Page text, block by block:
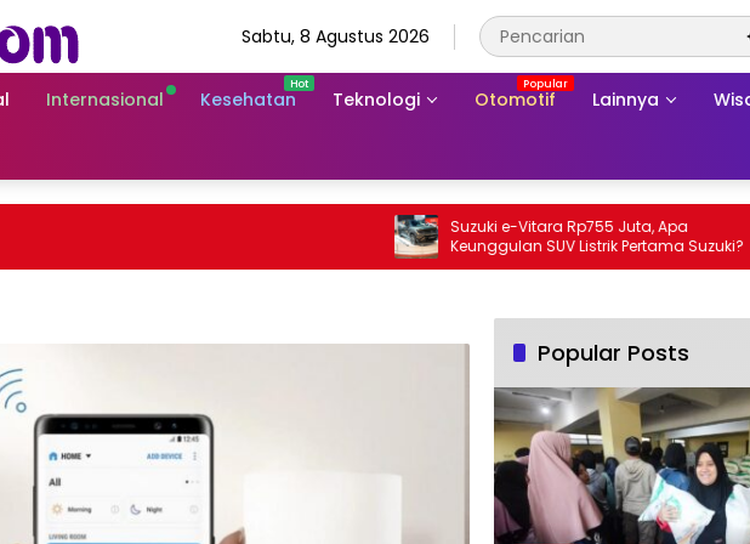
Sabtu, 8 Agustus 2026
Internasional Kesehatan Teknologi Otomotif Lainnya
Suzuki e-Vitara Rp755 Juta, Apa
Keunggulan SUV Listrik Pertama Suzuki?
Popular Posts